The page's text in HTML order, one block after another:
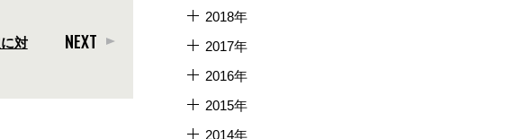
NEXT
対
2018年
2017年
2016年
2015年
2014年